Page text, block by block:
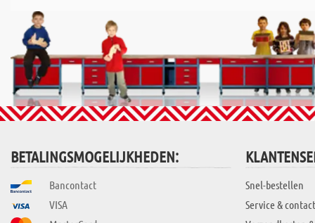
BETALINGSMOGELIJKHEDEN:
Bancontact
VISA
Snel-bestellen
Service & contact